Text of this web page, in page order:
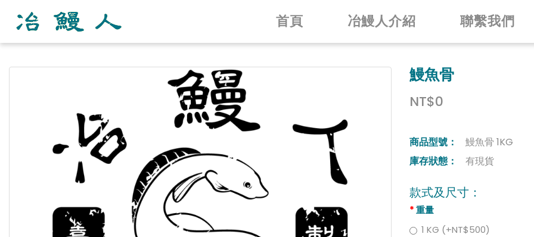
首頁 冶鰻人介紹 聯繫我們
鰻魚骨
NT$0
商品型號：
鰻魚骨 1KG
庫存狀態：
有現貨
款式及尺寸：
重量
1 KG (+NT$500)